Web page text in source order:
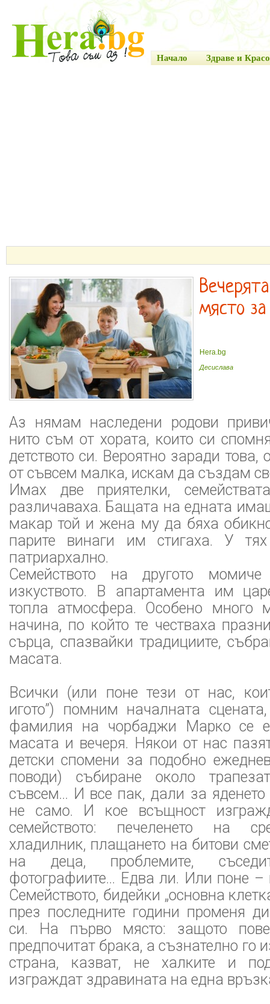
Начало Здраве и
място
Hera.bg
Десислава
Аз нямам наследени родови
нито съм от хората, които си
детството си. Вероятно заради това,
от съвсем малка, искам да създам
Имах две приятелки,
различаваха. Бащата на едната
макар той и жена му да бяха
парите винаги им стигаха. У
патриархално.
Семейството на другото
изкуството. В апартамента им
топла атмосфера. Особено много
начина, по който те честваха
сърца, спазвайки традициите,
масата.
Всички (или поне тези от нас,
игото”) помним началната
фамилия на чорбаджи Марко се
масата и вечеря. Някои от нас
детски спомени за подобно
поводи) събиране около
съвсем... И все пак, дали за
не само. И кое всъщност
семейството: печеленето на
хладилник, плащането на битови
на деца, проблемите,
фотографиите... Едва ли. Или поне –
Семейството, бидейки „основна
през последните години променя
си. На първо място: защото
предпочитат брака, а съзнателно го
страна, казват, не халките и
изграждат здравината на една